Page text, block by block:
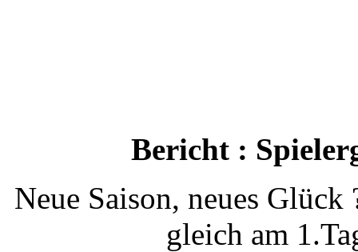
Bericht :
Neue Saison, neues
gleich am